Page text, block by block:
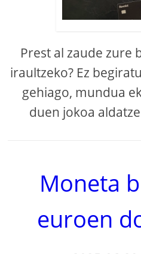
Prest al zaude zure
iraultzeko? Ez
gehiago, mundua
duen jokoa
Moneta
euroen